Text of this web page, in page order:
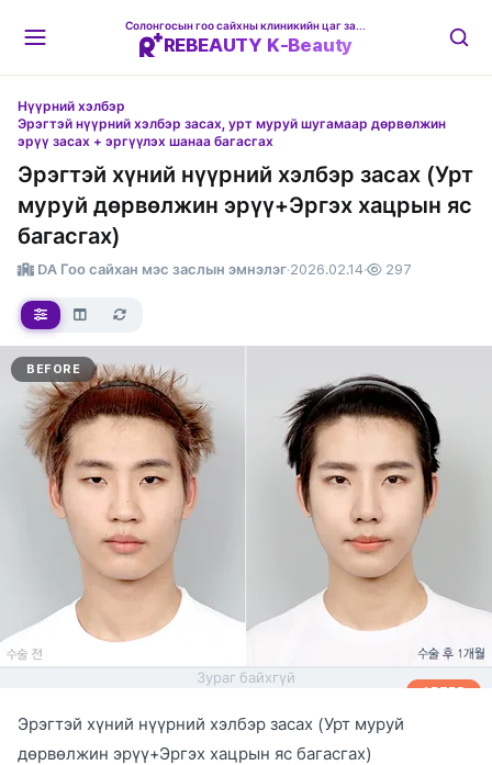
REBEAUTY K-Beauty
Нүүрний хэлбэр
Эрэгтэй нүүрний хэлбэр засах, урт муруй шугамаар дөрвөлжин
эрүү засах + эргүүлэх шанаа багасгах
Эрэгтэй хүний нүүрний хэлбэр засах (Урт
муруй дөрвөлжин эрүү+Эргэх хацрын яс
багасгах)
DA Гоо сайхан мэс заслын эмнэлэг·2026.02.14· 297
BEFORE
AFTER
Зураг байхгүй
Эрэгтэй хүний нүүрний хэлбэр засах (Урт муруй
дөрвөлжин эрүү+Эргэх хацрын яс багасгах)